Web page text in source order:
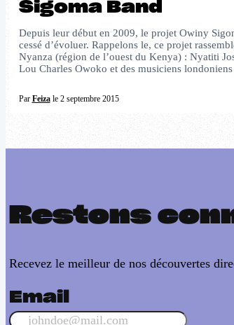
Sigoma Band
Depuis leur début en 2009, le projet Owiny
cessé d’évoluer. Rappelons le, ce projet
Nyanza (région de l’ouest du Kenya) : Nyatiti
Lou Charles Owoko et des musiciens
Par Feizale 2 septembre 2015
Restons
Recevez le meilleur de nos découvertes
Email